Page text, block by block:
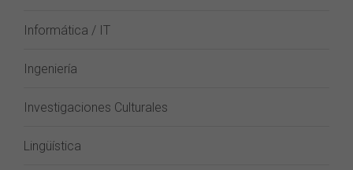
Informática / IT
Ingeniería
Investigaciones Culturales
Lingüística